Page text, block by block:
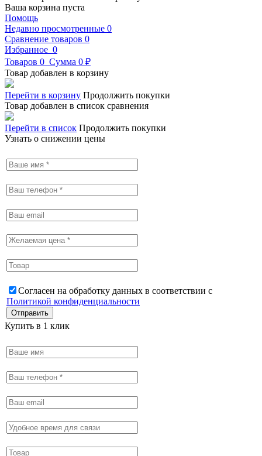
Ваша корзина пуста
Помощь
Недавно просмотренные 0
Сравнение товаров 0
Избранное 0
Товаров 0 Сумма 0 ₽
Товар добавлен в корзину
Перейти в корзину Продолжить покупки
Товар добавлен в список сравнения
Перейти в список Продолжить покупки
Узнать о снижении цены
Согласен на обработку данных в соответствии с
Политикой конфиденциальности
Купить в 1 клик